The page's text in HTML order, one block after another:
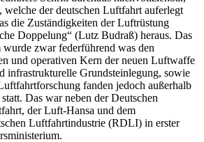
welche der deutschen Luftfahrt auferlegt
die Zuständigkeiten der Luftrüstung
Doppelung“ (Lutz Budraß) heraus. Das
zwar federführend was den
und operativen Kern der neuen Luftwaffe
infrastrukturelle Grundsteinlegung, sowie
fanden jedoch außerhalb
Das war neben der Deutschen
der Luft-Hansa und dem
Luftfahrtindustrie (RDLI) in erster